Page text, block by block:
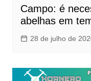
Campo: é
abelhas em
28 de julho de